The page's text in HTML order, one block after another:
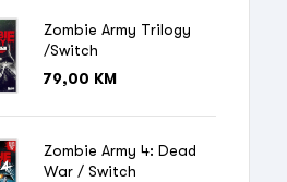
Zombie Army Trilogy
/Switch
79,00 KM
Zombie Army 4: Dead
War / Switch